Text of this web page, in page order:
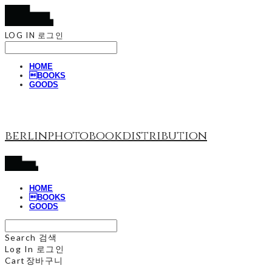
LOG IN 로그인
HOME
BOOKS
GOODS
berlinphotobookdistribution
HOME
BOOKS
GOODS
Search 검색
Log In 로그인
Cart 장바구니